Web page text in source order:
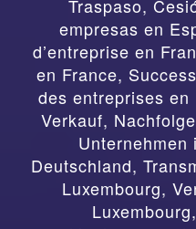
Traspaso,
empresas en
d’entreprise en
en France,
des entreprises en
Verkauf,
Unternehmen
Deutschland,
Luxembourg,